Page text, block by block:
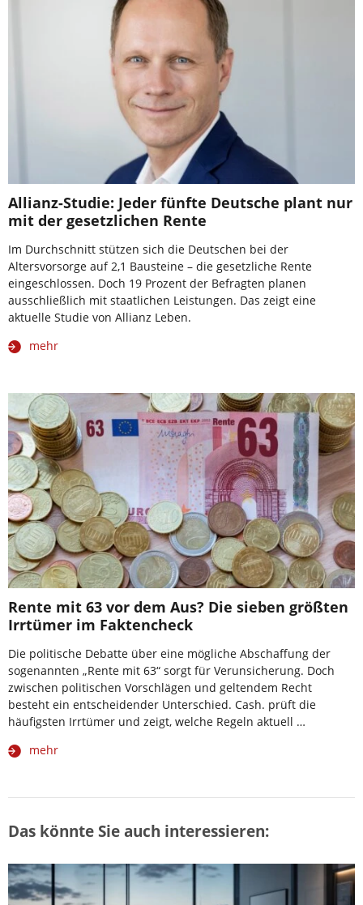
Allianz-Studie: Jeder fünfte Deutsche plant nur
mit der gesetzlichen Rente
Im Durchschnitt stützen sich die Deutschen bei der
Altersvorsorge auf 2,1 Bausteine – die gesetzliche Rente
eingeschlossen. Doch 19 Prozent der Befragten planen
ausschließlich mit staatlichen Leistungen. Das zeigt eine
aktuelle Studie von Allianz Leben.
mehr
Rente mit 63 vor dem Aus? Die sieben größten
Irrtümer im Faktencheck
Die politische Debatte über eine mögliche Abschaffung der
sogenannten „Rente mit 63“ sorgt für Verunsicherung. Doch
zwischen politischen Vorschlägen und geltendem Recht
besteht ein entscheidender Unterschied. Cash. prüft die
häufigsten Irrtümer und zeigt, welche Regeln aktuell …
mehr
Das könnte Sie auch interessieren: